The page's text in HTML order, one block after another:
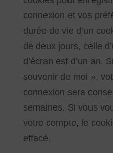
connexion et vos
durée de vie d’un
de deux jours, celle
d’écran est d’un an.
souvenir de moi »,
connexion sera
semaines. Si vous
votre compte, le
effacé.